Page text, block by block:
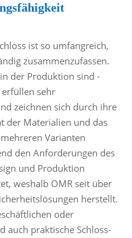
ist so umfangreich,
zusammenzufassen.
der Produktion sind -
sehr
zeichnen sich durch ihre
der Materialien und das
Varianten
den Anforderungen des
und Produktion
weshalb OMR seit über
herstellt.
oder
auch praktische Schloss-